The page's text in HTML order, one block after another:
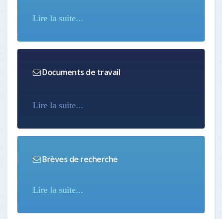
Lire la suite...
Documents de travail
Lire la suite...
Brèves de recherche
Lire la suite...